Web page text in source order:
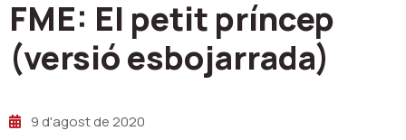
FME: El petit príncep
(versió esbojarrada)
9 d'agost de 2020